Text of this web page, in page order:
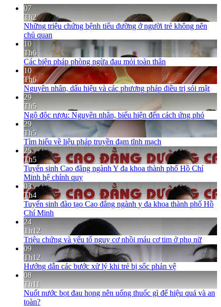
07
Th2
Những triệu chứng bệnh tiểu đường ở người trẻ không nên
chủ quan
10
Th6
Các biện pháp phòng ngừa đau mỏi toàn thân
10
Th6
Nguyên nhân, dấu hiệu và các phương pháp điều trị sỏi mật
29
Th5
Ngộ độc rượu: Nguyên nhân, biểu hiện đến cách ứng phó
29
Th5
Tìm hiểu về liệu pháp truyền đạm tĩnh mạch
25
Th5
Tuyển sinh Cao đẳng ngành Y đa khoa thành phố Hồ Chí
Minh hệ chính quy
03
Th4
Tuyển sinh đào tạo Cao đẳng ngành y đa khoa thành phố Hồ
Chí Minh
24
Th12
Triệu chứng và yếu tố nguy cơ nhồi máu cơ tim ở phụ nữ
09
Th12
Hướng dẫn các bước xử lý khi trẻ bị sốc phản vệ
08
Th11
Nuốt nước bọt đau họng nên uống thuốc gì để hiệu quả và an
toàn?